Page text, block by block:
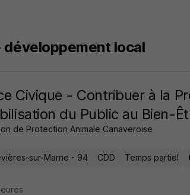
développement local
Civique - Contribuer à la
du Public au Bien-
de Protection Animale Canaveroise
sur-Marne - 94 CDD Temps partiel